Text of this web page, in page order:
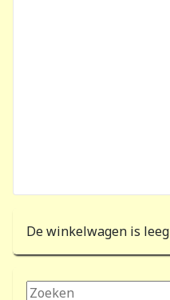
De winkelwagen is leeg
Zoeken...